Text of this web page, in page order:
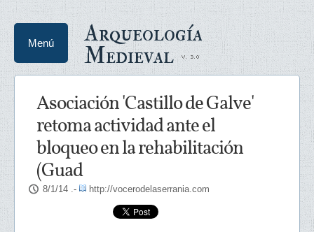
Arqueología
Medieval
Menú
Asociación 'Castillo de Galve'
retoma actividad ante el
bloqueo en la rehabilitación
(Guad
8/1/14 .- http://vocerodelaserrania.com